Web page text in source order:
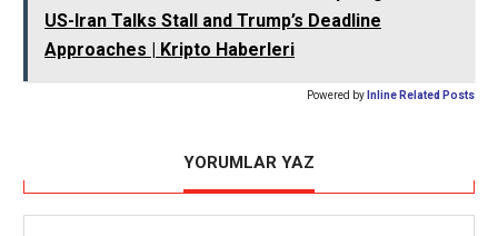
US-Iran Talks Stall and Trump’s Deadline
Approaches | Kripto Haberleri
Powered by Inline Related Posts
YORUMLAR YAZ